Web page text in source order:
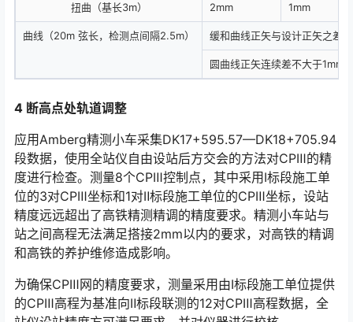
扭曲（基长3m） 2mm 1mm
曲线（20m 弦长，检测点间隔2.5m） 缓和曲线正矢与设计正矢之差
圆曲线正矢连续差不大于1mm
4 断高点处轨道调整
应用Amberg精测小车采集DK17+595.57—DK18+705.94
段数据，使用全站仪自由设站后方交会的方法对CPⅢ的精
度进行检查。测量8个CPⅢ控制点，其中采用Ⅰ标段施工单
位的3对CPⅢ坐标和1对Ⅱ标段施工单位的CPⅢ坐标，设站
精度远远超出了高铁精测精调的精度要求。精测小车站与
站之间高程无法满足搭接2mm以内的要求，对高铁的精调
和高铁的养护维修造成影响。󠅅󠅃󠄵󠅂󠄪󠇖󠆨󠆨󠇕󠆞󠆒󠅬󠇘󠆭󠆘󠇙󠆝󠅵󠇗󠆭󠆁󠄐󠇗󠅹󠅸󠇖󠆍󠅳󠇖󠅹󠅰󠇖󠆌󠅹
为确保CPⅢ网的精度要求，测量采用由Ⅰ标段施工单位提供
的CPⅢ高程为基准向Ⅱ标段联测的12对CPⅢ高程数据，全